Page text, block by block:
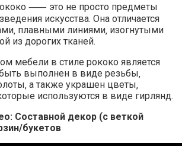
⸺ это не просто предметы
искусства. Она отличается
плавными линиями‚ изогнутыми
из дорогих тканей.
мебели в стиле рококо является
выполнен в виде резьбы‚
а также украшен цветы‚
используются в виде гирлянд.
Составной декор (с веткой
букетов